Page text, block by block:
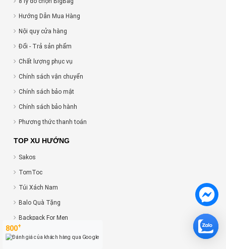
Hướng Dẫn Mua Hàng
Nội quy cửa hàng
Đổi - Trả sản phẩm
Chất lượng phục vụ
Chính sách vận chuyển
Chính sách bảo mật
Chính sách bảo hành
Phương thức thanh toán
TOP XU HƯỚNG
Sakos
TomToc
Túi Xách Nam
Balo Quà Tặng
Backpack For Men
Hot Brand: MARK RYDEN
800+